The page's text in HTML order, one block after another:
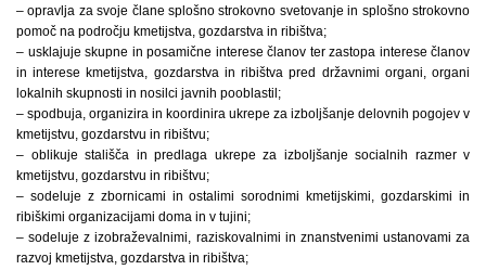
– opravlja za svoje člane splošno strokovno svetovanje in splošno strokovno
pomoč na področju kmetijstva, gozdarstva in ribištva;
– usklajuje skupne in posamične interese članov ter zastopa interese članov
in interese kmetijstva, gozdarstva in ribištva pred državnimi organi, organi
lokalnih skupnosti in nosilci javnih pooblastil;
– spodbuja, organizira in koordinira ukrepe za izboljšanje delovnih pogojev v
kmetijstvu, gozdarstvu in ribištvu;
– oblikuje stališča in predlaga ukrepe za izboljšanje socialnih razmer v
kmetijstvu, gozdarstvu in ribištvu;
– sodeluje z zbornicami in ostalimi sorodnimi kmetijskimi, gozdarskimi in
ribiškimi organizacijami doma in v tujini;
– sodeluje z izobraževalnimi, raziskovalnimi in znanstvenimi ustanovami za
razvoj kmetijstva, gozdarstva in ribištva;